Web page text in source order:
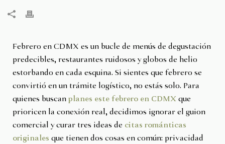
Febrero en CDMX es un bucle de menús de degustación
predecibles, restaurantes ruidosos y globos de helio
estorbando en cada esquina. Si sientes que febrero se
convirtió en un trámite logístico, no estás solo. Para
quienes buscan planes este febrero en CDMX que
prioricen la conexión real, decidimos ignorar el guion
comercial y curar tres ideas de citas románticas
originales que tienen dos cosas en común: privacidad